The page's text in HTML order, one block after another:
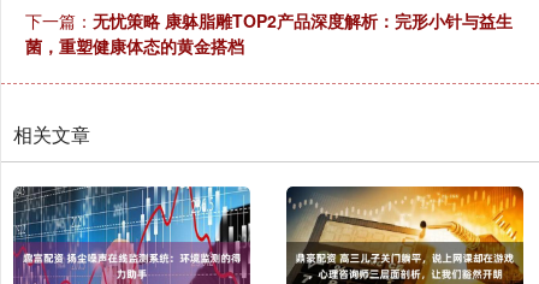
下一篇： 无忧策略 康躰脂雕TOP2产品深度解析：完形小针与益生
菌，重塑健康体态的黄金搭档
相关文章